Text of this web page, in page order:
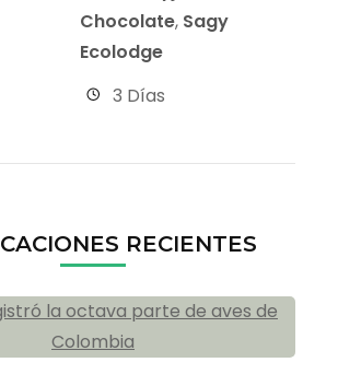
Chocolate, Sagy
Ecolodge
3 Días
RECIENTES